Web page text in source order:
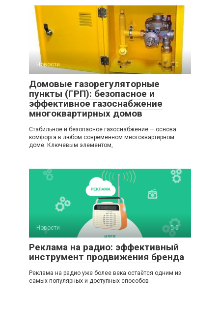
Новости 0
Домовые газорегуляторные
пункты (ГРП): безопасное и
эффективное газоснабжение
многоквартирных домов
Стабильное и безопасное газоснабжение — основа
комфорта в любом современном многоквартирном
доме. Ключевым элементом,
Новости 0
Реклама на радио: эффективный
инструмент продвижения бренда
Реклама на радио уже более века остаётся одним из
самых популярных и доступных способов